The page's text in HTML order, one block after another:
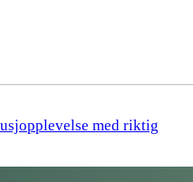
med riktig